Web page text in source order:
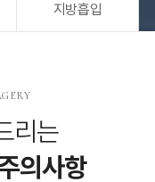
지방흡입
리는
의사항